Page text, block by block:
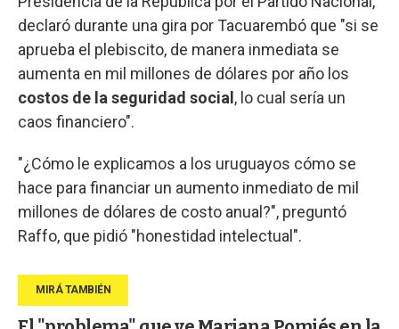
declaró durante una gira por Tacuarembó que "si se
aprueba el plebiscito, de manera inmediata se
aumenta en mil millones de dólares por año los
costos de la seguridad social , lo cual sería un
caos financiero".
"¿Cómo le explicamos a los uruguayos cómo se
hace para financiar un aumento inmediato de mil
millones de dólares de costo anual?", preguntó
Raffo, que pidió "honestidad intelectual".